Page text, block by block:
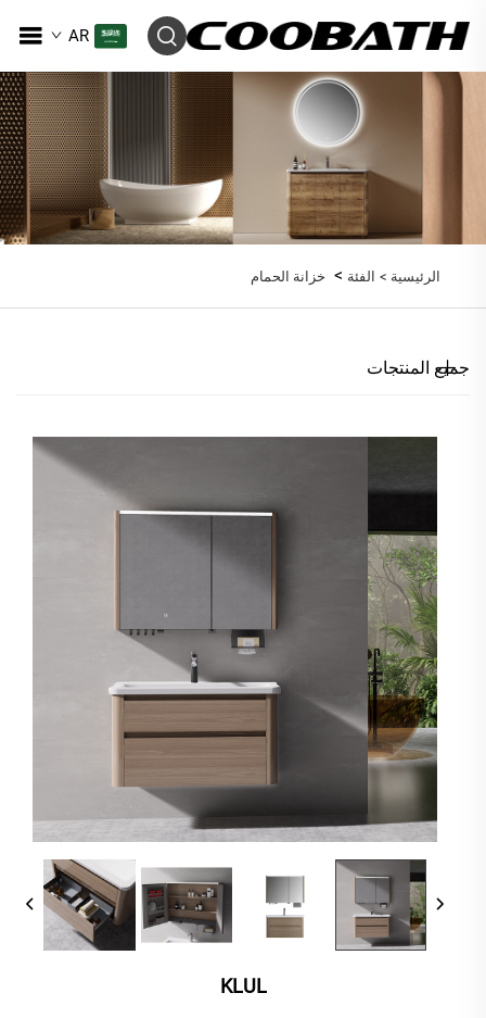
AR
الرئيسية > الفئة > خزانة الحمام
جميع المنتجات
KLUL